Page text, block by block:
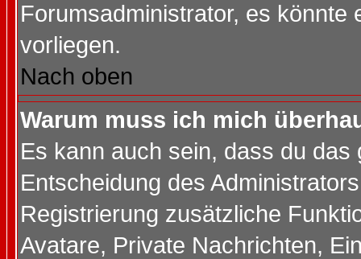
Forumsadministrator, es könnte
vorliegen.
Nach oben
Warum muss ich mich
Es kann auch sein, dass du
Entscheidung des
Registrierung zusätzliche
Avatare, Private Nachrichten,